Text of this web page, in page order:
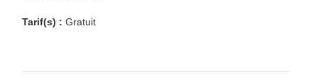
Tarif(s) : Gratuit